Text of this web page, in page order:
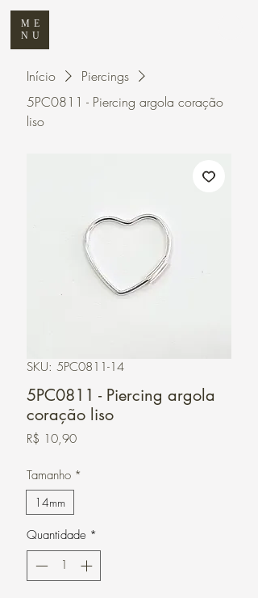
ME
NU
Início
Piercings
5PC0811 - Piercing argola coração
liso
SKU: 5PC0811-14
5PC0811 - Piercing argola
coração liso
R$ 10,90Preço
Tamanho *
14mm
Quantidade *